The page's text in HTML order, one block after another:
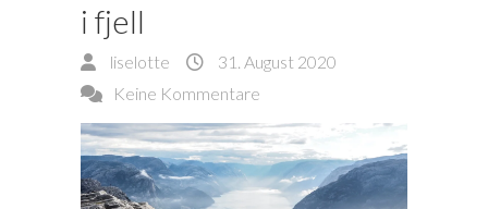
i fjell
liselotte
31. August 2020
Keine Kommentare